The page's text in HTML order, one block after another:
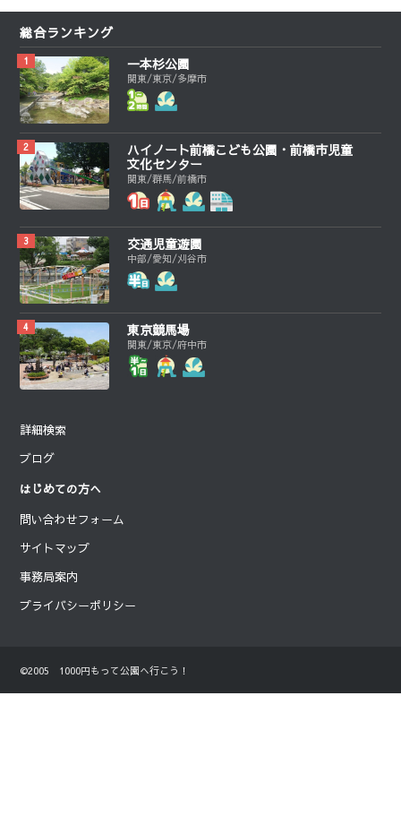
総合ランキング
一本杉公園
関東/東京/多摩市
ハイノート前橋こども公園・前橋市児童
文化センター
関東/群馬/前橋市
交通児童遊園
中部/愛知/刈谷市
東京競馬場
関東/東京/府中市
詳細検索
ブログ
はじめての方へ
問い合わせフォーム
サイトマップ
事務局案内
プライバシーポリシー
©2005 1000円もって公園へ行こう！